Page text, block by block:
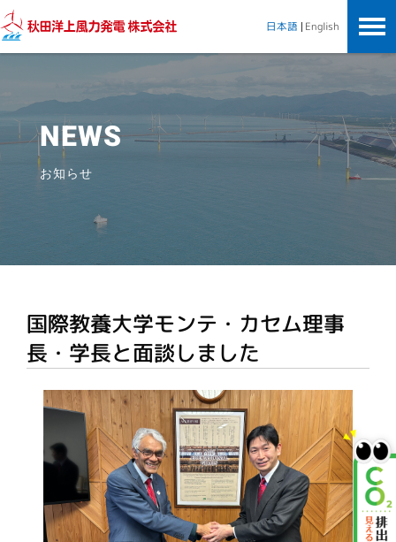
秋田洋上風力発電株式会社
日本語 English
NEWS
お知らせ
国際教養大学モンテ・カセム理事
長・学長と面談しました